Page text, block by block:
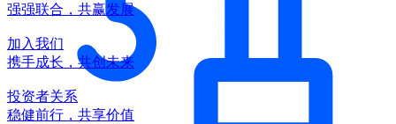
强强联合，共赢发展
加入我们
携手成长，共创未来
投资者关系
稳健前行，共享价值